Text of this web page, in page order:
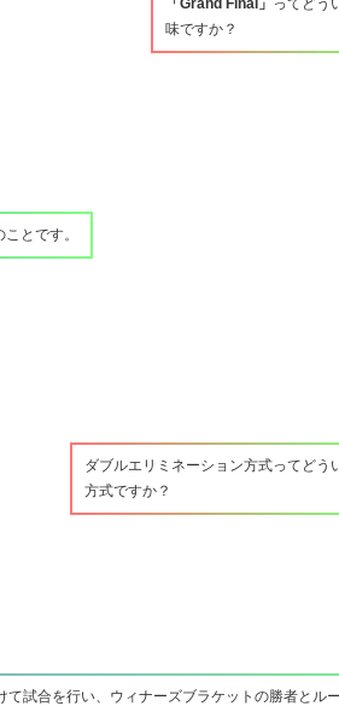
「Grand Final」 ってどう
味ですか？
とです。
ダブルエリミネーション方式ってどう
方式ですか？
て試合を行い、ウィナーズブラケットの勝者とル